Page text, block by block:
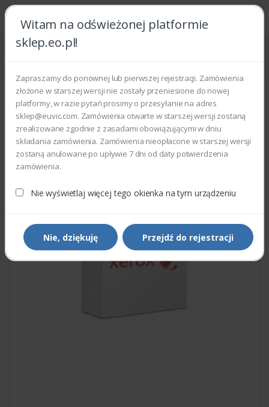
Witam na odświeżonej platformie
sklep.eo.pl!
Zapraszamy do ponownej lub pierwszej rejestracji. Zamówienia
złożone w starszej wersji nie zostały przeniesione do nowej
platformy, w razie pytań prosimy o przesyłanie na adres
sklep@euvic.com. Zamówienia otwarte w starszej wersji zostaną
zrealizowane zgodnie z zasadami obowiązującymi w dniu
składania zamówienia. Zamówienia nieopłacone w starszej wersji
zostaną anulowane po upływie 7 dni od daty potwierdzenia
zamówienia.
Nie wyświetlaj więcej tego okienka na tym urządzeniu
Nie, dziękuję Przejdź do rejestracji
Strona główna Części zamienne